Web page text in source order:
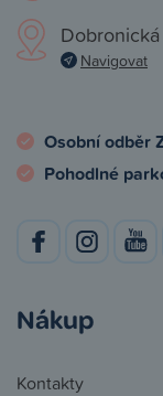
Dobronická
Navigovat
Osobní odběr
Pohodlné
Nákup
Kontakty